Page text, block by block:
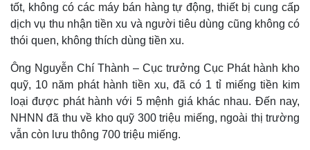
tốt, không có các máy bán hàng tự động, thiết bị cung cấp
dịch vụ thu nhận tiền xu và người tiêu dùng cũng không có
thói quen, không thích dùng tiền xu.
Ông Nguyễn Chí Thành – Cục trưởng Cục Phát hành kho
quỹ, 10 năm phát hành tiền xu, đã có 1 tỉ miếng tiền kim
loại được phát hành với 5 mệnh giá khác nhau. Đến nay,
NHNN đã thu về kho quỹ 300 triệu miếng, ngoài thị trường
vẫn còn lưu thông 700 triệu miếng.